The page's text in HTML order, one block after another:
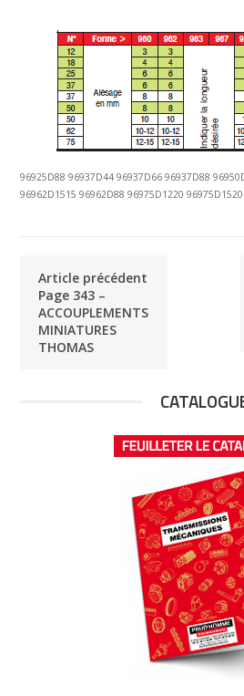
96925D88 96937D44 96937D66 96937D88
96962D1515 96962D88 96975D1220
Article précédent
Page 343 –
ACCOUPLEMENTS
MINIATURES
THOMAS